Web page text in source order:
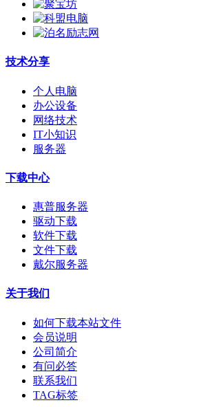
技术分享
个人电脑
办公设备
网络技术
IT小知识
服务器
下载中心
惠普服务器
驱动下载
软件下载
文件下载
戴尔服务器
关于我们
如何下载本站文件
会员说明
公司简介
有问必答
联系我们
TAG标签